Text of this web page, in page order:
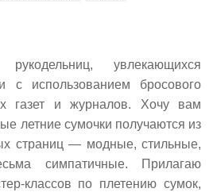
увлекающихся
с использованием бросового
газет и журналов. Хочу вам
летние сумочки получаются из
страниц — модные, стильные,
симпатичные. Прилагаю
классов по плетению сумок,